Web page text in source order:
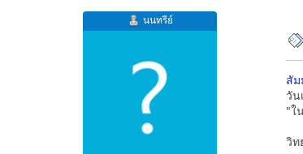
นนทรีย์
สั
วัน
"ใ
วิท